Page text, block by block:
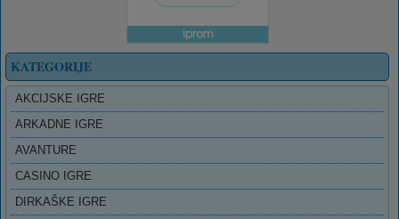
KATEGORIJE
AKCIJSKE IGRE
ARKADNE IGRE
AVANTURE
CASINO IGRE
DIRKAŠKE IGRE